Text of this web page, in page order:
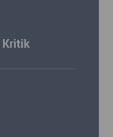
Kritik